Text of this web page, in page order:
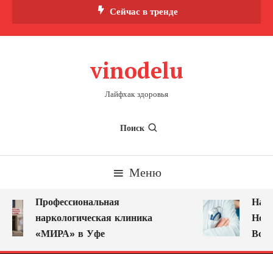
Сейчас в тренде
vinodelu
Лайфхак здоровья
Поиск
Меню
Профессиональная
наркологическая клиника
«МИРА» в Уфе